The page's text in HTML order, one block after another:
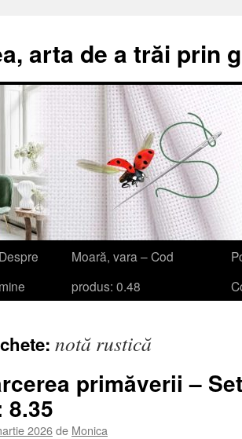
arta de a trăi prin
Despre
mine
Moară, vara – Cod
produs: 0.48
notă rustică
primăverii –
8.35
2026de Monica